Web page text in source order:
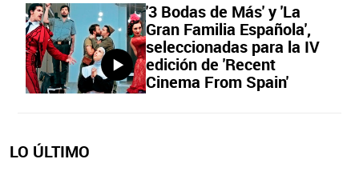
'3 Bodas de Más' y 'La
Gran Familia Española',
seleccionadas para la IV
edición de 'Recent
Cinema From Spain'
LO ÚLTIMO